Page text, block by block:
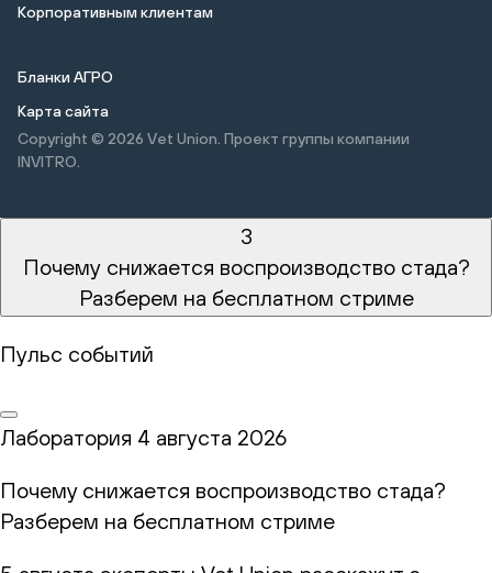
Корпоративным клиентам
Бланки АГРО
Карта сайта
Copyright © 2026 Vet Union. Проект группы компании
INVITRO.
3
Почему снижается воспроизводство стада?
Разберем на бесплатном стриме
Пульс событий
Лаборатория 4 августа 2026
Почему снижается воспроизводство стада?
Разберем на бесплатном стриме